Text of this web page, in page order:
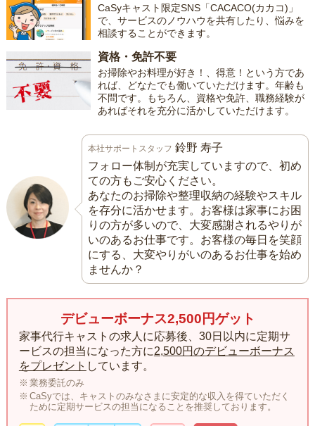
CaSyキャスト限定SNS「CACACO(カカコ)」
で、サービスのノウハウを共有したり、悩みを
相談することができます。
資格・免許不要
お掃除やお料理が好き！、得意！という方であ
れば、どなたでも働いていただけます。年齢も
不問です。もちろん、資格や免許、職務経験が
あればそれを充分に活かしていただけます。
本社サポートスタッフ 鈴野 寿子
フォロー体制が充実していますので、初め
ての方もご安心ください。
あなたのお掃除や整理収納の経験やスキル
を存分に活かせます。お客様は家事にお困
りの方が多いので、大変感謝されるやりが
いのあるお仕事です。お客様の毎日を笑顔
にする、大変やりがいのあるお仕事を始め
ませんか？
デビューボーナス2,500円ゲット
家事代行キャストの求人に応募後、30日以内に定期サ
ービスの担当になった方に2,500円のデビューボーナス
をプレゼント しています。
業務委託のみ
CaSyでは、キャストのみなさまに安定的な収入を得ていただく
ために定期サービスの担当になることを推奨しております。